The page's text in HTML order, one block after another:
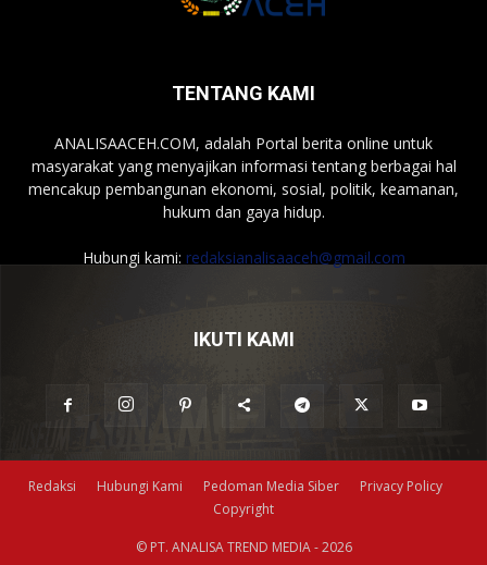
TENTANG KAMI
ANALISAACEH.COM, adalah Portal berita online untuk
masyarakat yang menyajikan informasi tentang berbagai hal
mencakup pembangunan ekonomi, sosial, politik, keamanan,
hukum dan gaya hidup.
Hubungi kami: redaksianalisaaceh@gmail.com
IKUTI KAMI
Redaksi Hubungi Kami Pedoman Media Siber
Privacy Policy
Copyright
© PT. ANALISA TREND MEDIA - 2026